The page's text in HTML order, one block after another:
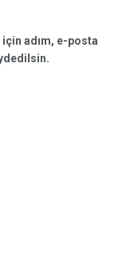
adım, e-posta